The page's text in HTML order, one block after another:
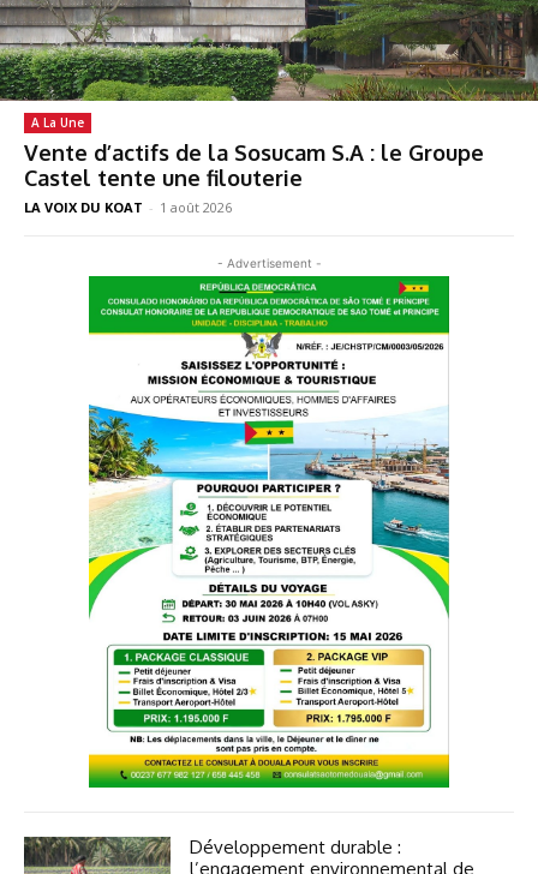
A La Une
Vente d’actifs de la Sosucam S.A : le Groupe
Castel tente une filouterie
LA VOIX DU KOAT - 1 août 2026
- Advertisement -
Développement durable :
l’engagement environnemental de